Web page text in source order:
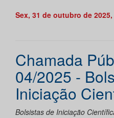
Sex, 31 de outubro de
Chamada
04/2025 -
Iniciação
Bolsistas de Iniciação